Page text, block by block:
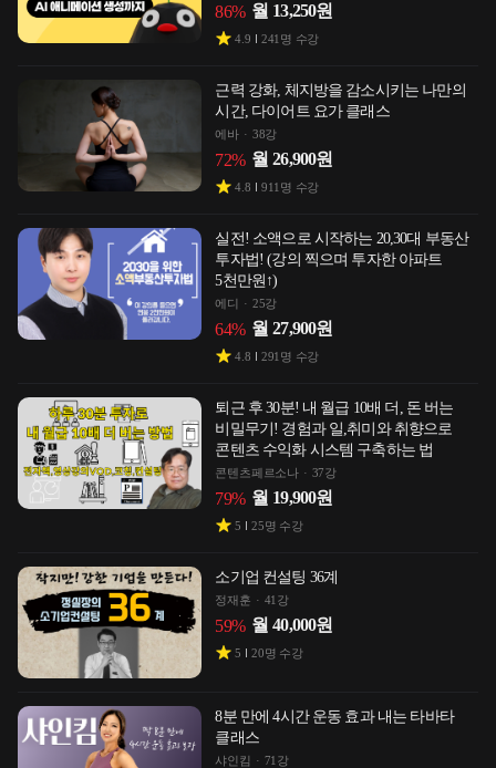
86% 월 13,250원
4.9 241 명 수강
근력 강화, 체지방을 감소시키는 나만의
시간, 다이어트 요가 클래스
에바 38강
72% 월 26,900원
4.8 911 명 수강
실전! 소액으로 시작하는 20,30대 부동산
투자법! (강의 찍으며 투자한 아파트
5천만원↑)
에디 25강
64% 월 27,900원
4.8 291 명 수강
퇴근 후 30분! 내 월급 10배 더, 돈 버는
비밀무기! 경험과 일,취미와 취향으로
콘텐츠 수익화 시스템 구축하는 법
콘텐츠페르소나 37강
79% 월 19,900원
5 25명 수강
소기업 컨설팅 36계
정재훈 41강
59% 월 40,000원
5 20명 수강
8분 만에 4시간 운동 효과 내는 타바타
클래스
샤인킴 71강